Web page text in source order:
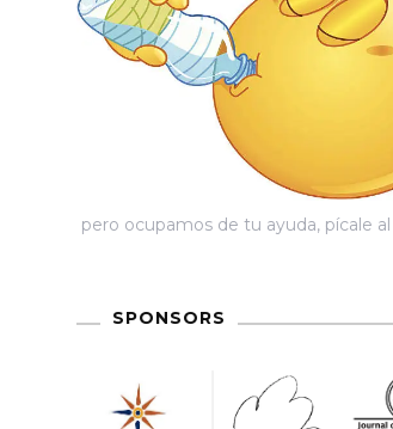
pero ocupamos de tu ayuda, pícale
SPONSORS